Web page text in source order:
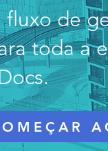
fluxo de
toda a